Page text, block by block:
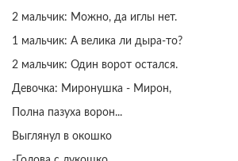
2 мальчик: Можно, да иглы нет.
1 мальчик: А велика ли дыра-то?
2 мальчик: Один ворот остался.
Девочка: Миронушка - Мирон,
Полна пазуха ворон...
Выглянул в окошко